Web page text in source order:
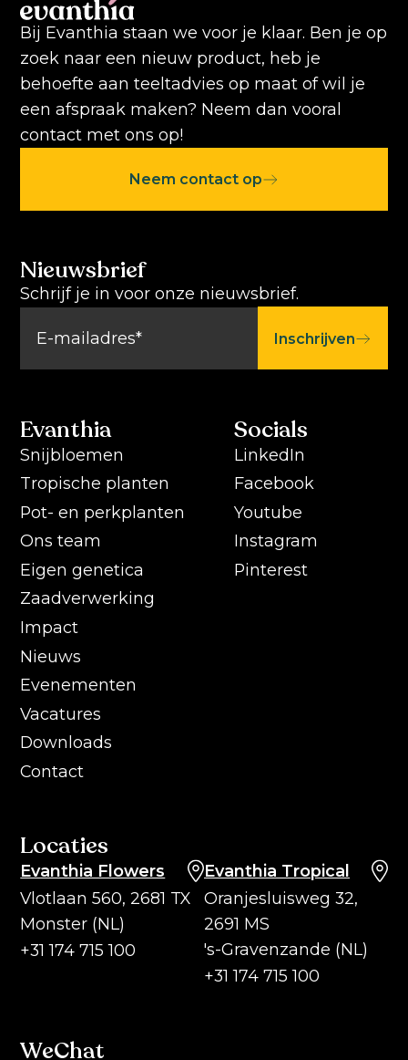
Bij Evanthia staan we voor je klaar. Ben je op
zoek naar een nieuw product, heb je
behoefte aan teeltadvies op maat of wil je
een afspraak maken? Neem dan vooral
contact met ons op!
Neem contact op
Evanthia
Snijbloemen
Tropische planten
Pot- en perkplanten
Ons team
Eigen genetica
Zaadverwerking
Impact
Nieuws
Evenementen
Vacatures
Downloads
Contact
Socials
LinkedIn
Facebook
Youtube
Instagram
Pinterest
Locaties
Evanthia Flowers
Vlotlaan 560, 2681 TX
Monster (NL)
+31 174 715 100
Evanthia Tropical
Oranjesluisweg 32,
2691 MS
's-Gravenzande (NL)
+31 174 715 100
Nieuwsbrief
Schrijf je in voor onze nieuwsbrief.
Inschrijven
WeChat